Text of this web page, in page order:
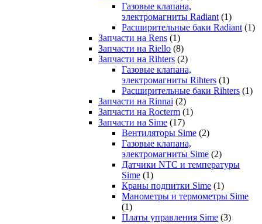
Газовые клапана,
электромагниты Radiant (1)
Расширительные баки Radiant (1)
Запчасти на Rens (1)
Запчасти на Riello (8)
Запчасти на Rihters (2)
Газовые клапана,
электромагниты Rihters (1)
Расширительные баки Rihters (1)
Запчасти на Rinnai (2)
Запчасти на Rocterm (1)
Запчасти на Sime (17)
Вентиляторы Sime (2)
Газовые клапана,
электромагниты Sime (2)
Датчики NTC и температуры
Sime (1)
Краны подпитки Sime (1)
Манометры и термометры Sime
(1)
Платы управления Sime (3)